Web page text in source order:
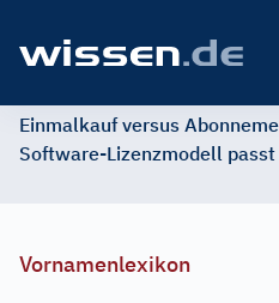
Einmalkauf versus
Software-Lizenzmodell
Vornamenlexikon